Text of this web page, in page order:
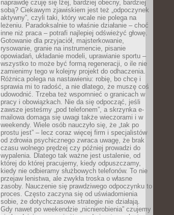
naprawdę czuję się lżej, bardziej obecny, bardziej
sobą? Ciekawym zjawiskiem jest też „odpoczynek
aktywny”, czyli taki, który wcale nie polega na
leżeniu. Paradoksalnie to właśnie działanie – choć
inne niż praca – potrafi najlepiej odświeżyć głowę.
Gotowanie dla przyjaciół, majsterkowanie,
rysowanie, granie na instrumencie, pisanie
opowiadań, układanie modeli, uprawianie sportu –
wszystko to może być formą regeneracji, o ile nie
zamienimy tego w kolejny projekt do odhaczenia.
Różnica polega na nastawieniu: robię, bo chcę i
sprawia mi to radość, a nie dlatego, że muszę coś
udowodnić. Trzeba też wspomnieć o granicach w
pracy i obowiązkach. Nie da się odpocząć, jeśli
zawsze jesteśmy „pod telefonem”, a skrzynka e-
mailowa domaga się uwagi także wieczorami i w
weekendy. Wiele osób nauczyło się, że „tak po
prostu jest” – lecz coraz więcej firm i specjalistów
od zdrowia psychicznego zwraca uwagę, że brak
czasu wolnego prędzej czy później prowadzi do
wypalenia. Dlatego tak ważne jest ustalenie, od
której do której pracujemy, kiedy odpuszczamy,
kiedy nie odbieramy służbowych telefonów. To nie
przejaw lenistwa, ale zwykła troska o własne
zasoby. Nauczenie się prawdziwego odpoczynku to
proces. Często zaczyna się od uświadomienia
sobie, że dotychczasowe strategie nie działają.
Gdy nawet po weekendzie „nicnierobienia” czujemy